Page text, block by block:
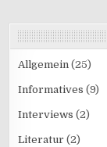
Allgemein (25)
Informatives (9)
Interviews (2)
Literatur (2)